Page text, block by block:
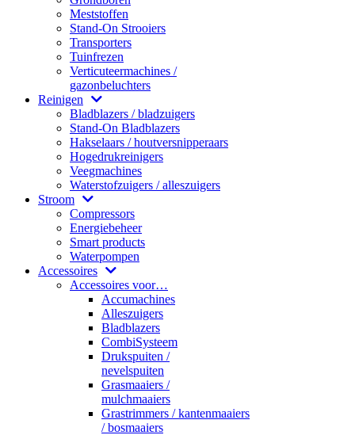
Meststoffen
Stand-On Strooiers
Transporters
Tuinfrezen
Verticuteermachines /
gazonbeluchters
Reinigen
Bladblazers / bladzuigers
Stand-On Bladblazers
Hakselaars / houtversnipperaars
Hogedrukreinigers
Veegmachines
Waterstofzuigers / alleszuigers
Stroom
Compressors
Energiebeheer
Smart products
Waterpompen
Accessoires
Accessoires voor…
Accumachines
Alleszuigers
Bladblazers
CombiSysteem
Drukspuiten /
nevelspuiten
Grasmaaiers /
mulchmaaiers
Grastrimmers / kantenmaaiers
/ bosmaaiers